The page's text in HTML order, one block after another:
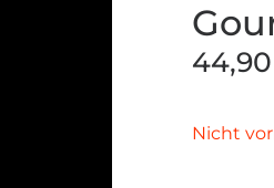
44,90
Nicht